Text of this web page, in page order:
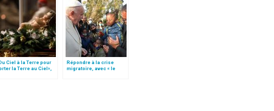
Ciel à la Terre pour
la Terre au Ciel»,
Répondre à la crise
migratoire, avec « le